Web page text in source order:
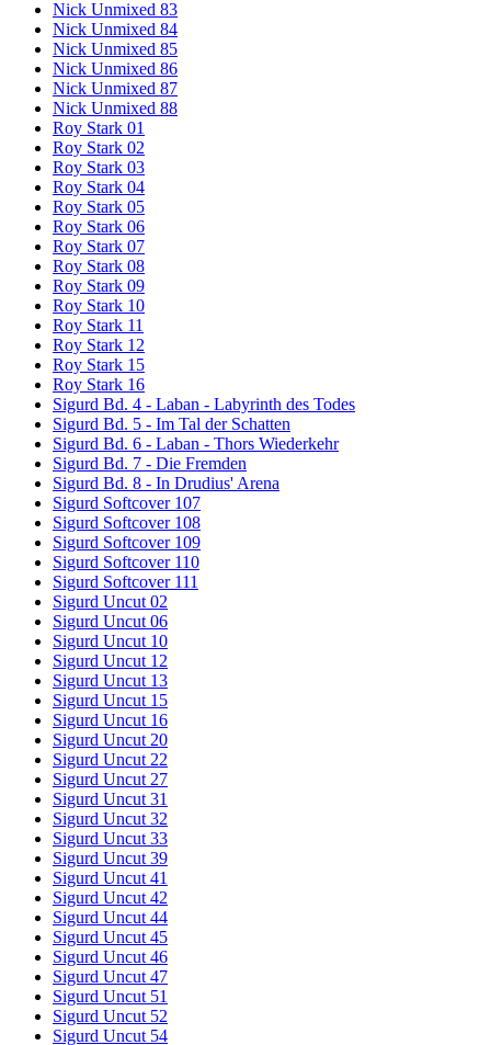
Nick Unmixed 83
Nick Unmixed 84
Nick Unmixed 85
Nick Unmixed 86
Nick Unmixed 87
Nick Unmixed 88
Roy Stark 01
Roy Stark 02
Roy Stark 03
Roy Stark 04
Roy Stark 05
Roy Stark 06
Roy Stark 07
Roy Stark 08
Roy Stark 09
Roy Stark 10
Roy Stark 11
Roy Stark 12
Roy Stark 15
Roy Stark 16
Sigurd Bd. 4 - Laban - Labyrinth des Todes
Sigurd Bd. 5 - Im Tal der Schatten
Sigurd Bd. 6 - Laban - Thors Wiederkehr
Sigurd Bd. 7 - Die Fremden
Sigurd Bd. 8 - In Drudius' Arena
Sigurd Softcover 107
Sigurd Softcover 108
Sigurd Softcover 109
Sigurd Softcover 110
Sigurd Softcover 111
Sigurd Uncut 02
Sigurd Uncut 06
Sigurd Uncut 10
Sigurd Uncut 12
Sigurd Uncut 13
Sigurd Uncut 15
Sigurd Uncut 16
Sigurd Uncut 20
Sigurd Uncut 22
Sigurd Uncut 27
Sigurd Uncut 31
Sigurd Uncut 32
Sigurd Uncut 33
Sigurd Uncut 39
Sigurd Uncut 41
Sigurd Uncut 42
Sigurd Uncut 44
Sigurd Uncut 45
Sigurd Uncut 46
Sigurd Uncut 47
Sigurd Uncut 51
Sigurd Uncut 52
Sigurd Uncut 54